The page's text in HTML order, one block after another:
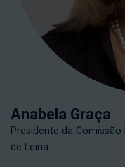
Anabela Graça
Presidente da
de Leiria